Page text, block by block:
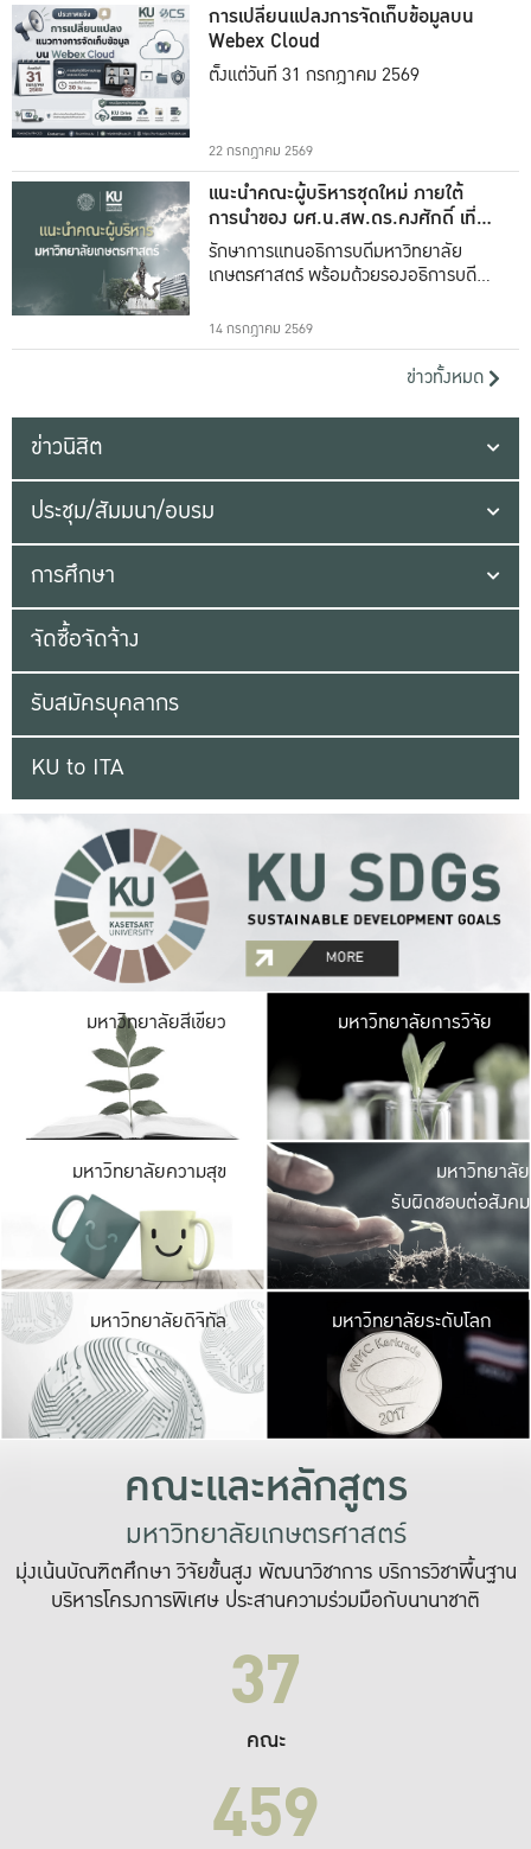
การเปลี่ยนแปลงการจัดเก็บข้อมูลบน
Webex Cloud
ตั้งแต่วันที่ 31 กรกฎาคม 2569
22 กรกฎาคม 2569
แนะนำคณะผู้บริหารชุดใหม่ ภายใต้
การนำของ ผศ.น.สพ.ดร.คงศักดิ์ เที่ยง
ธรรม
รักษาการแทนอธิการบดีมหาวิทยาลัย
เกษตรศาสตร์ พร้อมด้วยรองอธิการบดีทั้ง
14 กรกฎาคม 2569
ข่าวทั้งหมด
ข่าวนิสิต
ประชุม/สัมมนา/อบรม
การศึกษา
จัดซื้อจัดจ้าง
รับสมัครบุคลากร
KU to ITA
มหาวิทยาลัยสีเขียว มหาวิ
มีพื้นที่เขียวสดใส
เป็นป่าในเมือง เกษต
มหาวิทยาลัยการวิจัย
มหาวิทยาลัยความสุข มหาวิ
ค
เปิดประ
และพบเรื่องราวใ
มหาวิทยาลัย
รับผิดชอบต่อสังคม
มหาวิทยาลัยดิจิทัล มหาวิ
เปลี่ยนแปลง แล
เพื่อทำง
ระบบสารสนเทศ
มหาวิทยาลัยระดับโลก
คณะและหลักสูตร
มหาวิทยาลัยเกษตรศาสตร์
มุ่งเน้นบัณฑิตศึกษา วิจัยขั้นสูง พัฒนาวิชาการ บริการวิชาพื้นฐาน
บริหารโครงการพิเศษ ประสานความร่วมมือกับนานาชาติ
37
คณะ
459